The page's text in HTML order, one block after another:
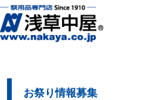
お祭り情報募集